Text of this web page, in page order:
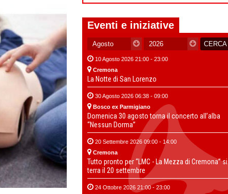
Eventi e iniziative
10 Agosto 2026 21:00 - 23:00
Cremona
La Notte di San Lorenzo
30 Agosto 2026 06:38 - 09:00
Bosco ex Parmigiano
Domenica 30 agosto torna il concerto all’alba
“Nessun Dorma”
20 Settembre 2026 09:00 - 14:00
Cremona
Tutto pronto per “LMC - La Mezza di Cremona” si
terra il 20 settembre
24 Ottobre 2026 21:00 - 23:00